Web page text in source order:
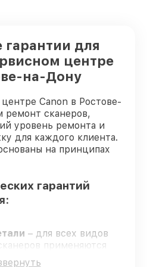
от 700₽
для
центре
на-Дону
Canon в Ростове-
ремонт сканеров,
уровень ремонта и
для каждого клиента.
на принципах
гарантий
– для всех видов
применяются
запчасти.